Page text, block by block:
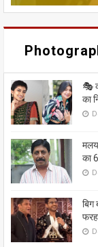
🎭
का
का
बिग